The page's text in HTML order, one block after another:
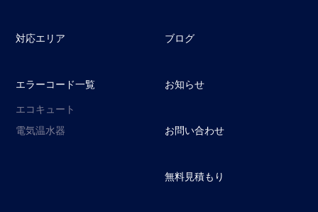
対応エリア
エラーコード一覧
エコキュート
電気温水器
ブログ
お知らせ
お問い合わせ
無料見積もり